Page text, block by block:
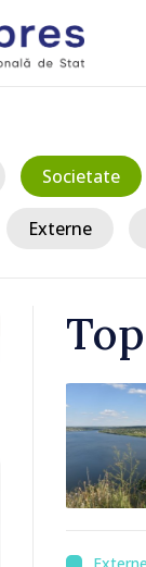
Societate
Externe
/